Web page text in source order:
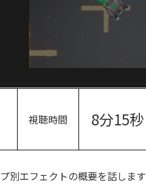
視聴時間 8分15秒
別エフェクトの概要を話します